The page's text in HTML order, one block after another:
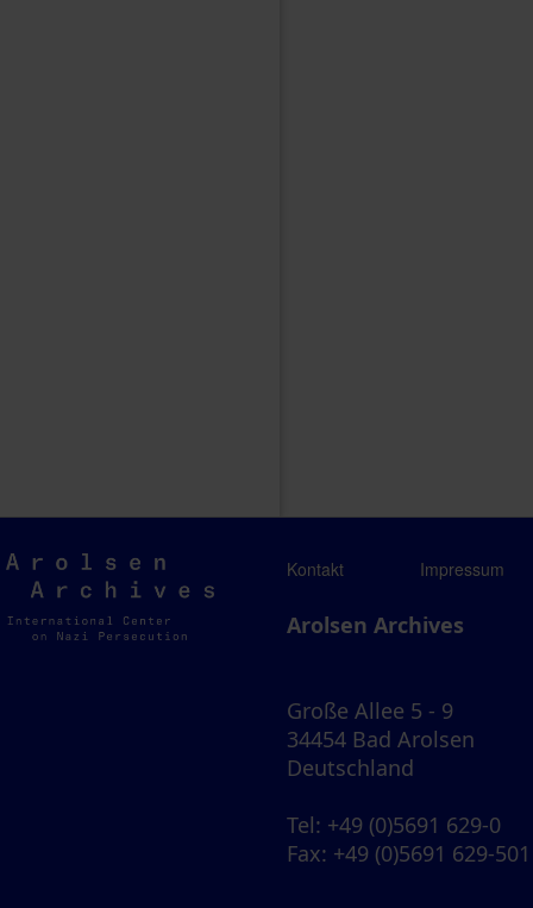
Arolsen
Archives
Kontakt Impressum
Arolsen Archives
Große Allee 5 - 9
34454 Bad Arolsen
Deutschland
Tel: +49 (0)5691 629-0
Fax: +49 (0)5691 629-501